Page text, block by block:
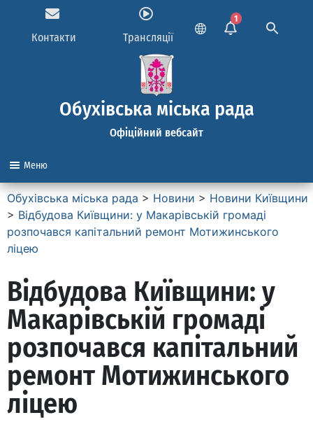
Контакти Трансляції
1
Обухівська міська рада
Офіційний вебсайт
Меню
Обухівська міська рада > Новини > Новини Київщини
> Відбудова Київщини: у Макарівській громаді
розпочався капітальний ремонт Мотижинського
ліцею
Відбудова Київщини: у
Макарівській громаді
розпочався капітальний
ремонт Мотижинського
ліцею